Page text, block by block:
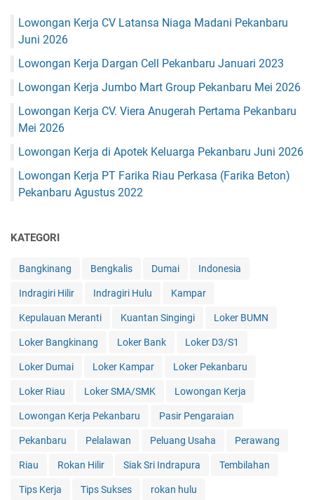
Lowongan Kerja CV Latansa Niaga Madani Pekanbaru
Juni 2026
Lowongan Kerja Dargan Cell Pekanbaru Januari 2023
Lowongan Kerja Jumbo Mart Group Pekanbaru Mei 2026
Lowongan Kerja CV. Viera Anugerah Pertama Pekanbaru
Mei 2026
Lowongan Kerja di Apotek Keluarga Pekanbaru Juni 2026
Lowongan Kerja PT Farika Riau Perkasa (Farika Beton)
Pekanbaru Agustus 2022
KATEGORI
Bangkinang Bengkalis Dumai Indonesia
Indragiri Hilir Indragiri Hulu Kampar
Kepulauan Meranti Kuantan Singingi Loker BUMN
Loker Bangkinang Loker Bank Loker D3/S1
Loker Dumai Loker Kampar Loker Pekanbaru
Loker Riau Loker SMA/SMK Lowongan Kerja
Lowongan Kerja Pekanbaru Pasir Pengaraian
Pekanbaru Pelalawan Peluang Usaha Perawang
Riau Rokan Hilir Siak Sri Indrapura Tembilahan
Tips Kerja Tips Sukses rokan hulu